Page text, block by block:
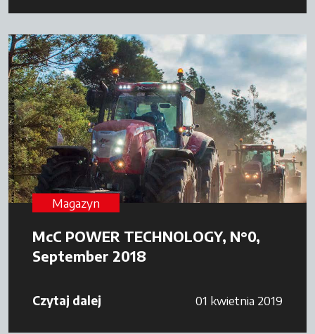
Magazyn
McC POWER TECHNOLOGY, N°0,
September 2018
Czytaj dalej 01 kwietnia 2019